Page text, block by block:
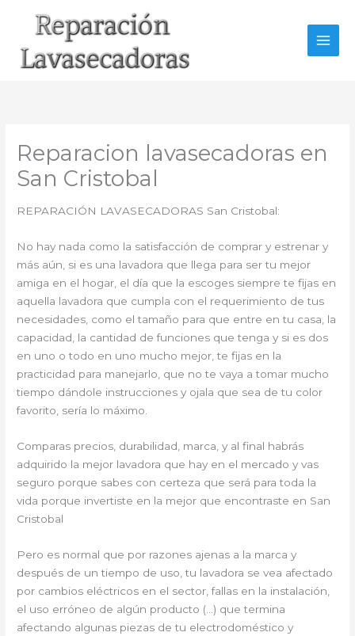
Reparacion lavasecadoras en
San Cristobal
REPARACIÓN LAVASECADORAS San Cristobal:
No hay nada como la satisfacción de comprar y estrenar y
más aún, si es una lavadora que llega para ser tu mejor
amiga en el hogar, el día que la escoges siempre te fijas en
aquella lavadora que cumpla con el requerimiento de tus
necesidades, como el tamaño para que entre en tu casa, la
capacidad, la cantidad de funciones que tenga y si es dos
en uno o todo en uno mucho mejor, te fijas en la
practicidad para manejarlo, que no te vaya a tomar mucho
tiempo dándole instrucciones y ojala que sea de tu color
favorito, sería lo máximo.
Comparas precios, durabilidad, marca, y al final habrás
adquirido la mejor lavadora que hay en el mercado y vas
seguro porque sabes con certeza que será para toda la
vida porque invertiste en la mejor que encontraste en San
Cristobal
Pero es normal que por razones ajenas a la marca y
después de un tiempo de uso, tu lavadora se vea afectado
por cambios eléctricos en el sector, fallas en la instalación,
el uso erróneo de algún producto (…) que termina
afectando algunas piezas de tu electrodoméstico y